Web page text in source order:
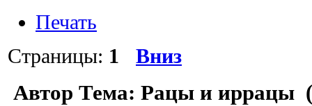
Печать
Страницы: 1 Вниз
Автор Тема: Рацы и иррацы